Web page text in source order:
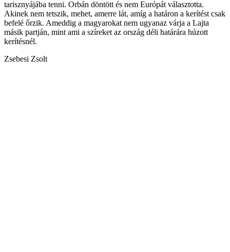
tarisznyájába tenni. Orbán döntött és nem Európát választotta.
Akinek nem tetszik, mehet, amerre lát, amíg a határon a kerítést csak
befelé őrzik. Ameddig a magyarokat nem ugyanaz várja a Lajta
másik partján, mint ami a szíreket az ország déli határára húzott
kerítésnél.
Zsebesi Zsolt